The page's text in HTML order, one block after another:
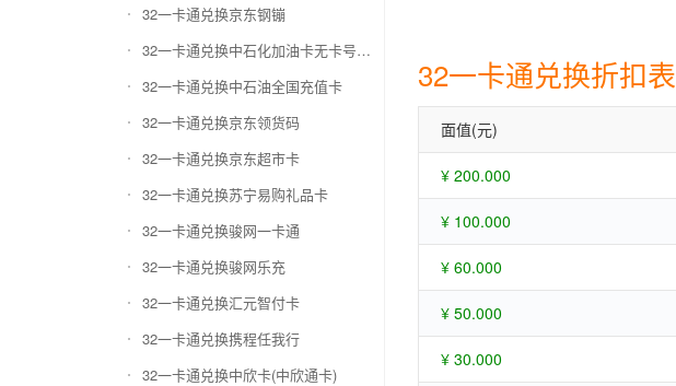
32一卡通兑换京东钢镚
32一卡通兑换中石化加油卡无卡号（面值千万别选错）
32一卡通兑换中石油全国充值卡
32一卡通兑换京东领货码
32一卡通兑换京东超市卡
32一卡通兑换苏宁易购礼品卡
32一卡通兑换骏网一卡通
32一卡通兑换骏网乐充
32一卡通兑换汇元智付卡
32一卡通兑换携程任我行
32一卡通兑换中欣卡(中欣通卡)
32一卡通兑换折扣表
面值(元)
¥ 200.000
¥ 100.000
¥ 60.000
¥ 50.000
¥ 30.000